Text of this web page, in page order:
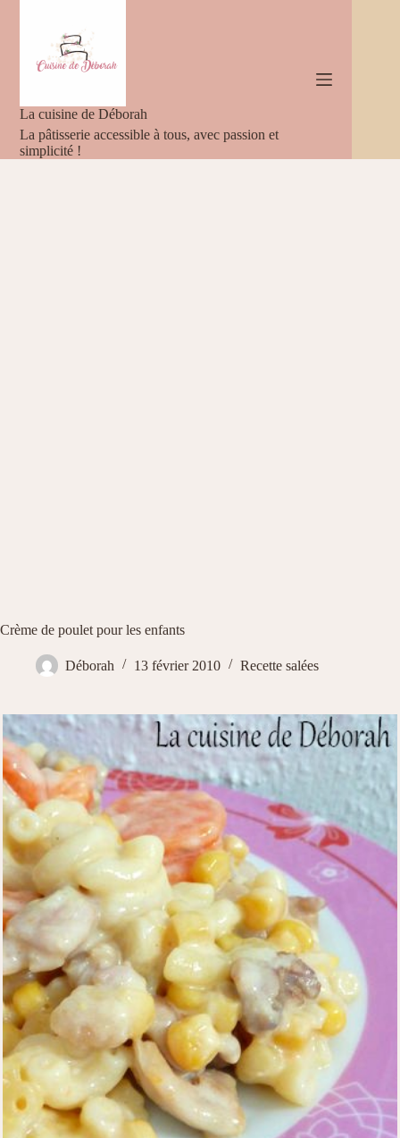
La cuisine de Déborah
La pâtisserie accessible à tous, avec passion et
simplicité !
Crème de poulet pour les enfants
Déborah 13 février 2010 Recette salées